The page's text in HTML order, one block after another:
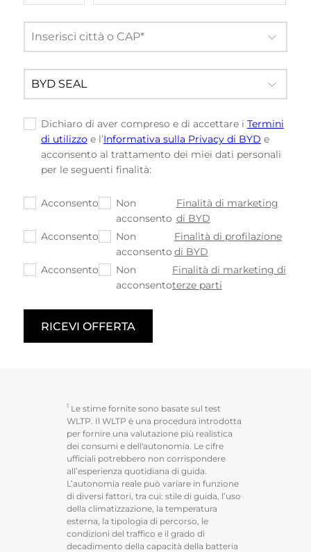
Dichiaro di aver compreso e di accettare i Termini
di utilizzoe l’Informativa sulla Privacy di BYD e
acconsento al trattamento dei miei dati personali
per le seguenti finalità:
Acconsento
Non
acconsento
Finalità di marketing
di BYD
Acconsento
Non
acconsento
Finalità di profilazione
di BYD
Acconsento
Non
acconsento
Finalità di marketing di
terze parti
RICEVI OFFERTA
1 Le stime fornite sono basate sul test
WLTP. Il WLTP è una procedura introdotta
per fornire una valutazione più realistica
dei consumi e dell'autonomia. Le cifre
ufficiali potrebbero non corrispondere
all’esperienza quotidiana di guida.
L’autonomia reale può variare in funzione
di diversi fattori, tra cui: stile di guida, l’uso
della climatizzazione, la temperatura
esterna, la tipologia di percorso, le
condizioni del traffico e il grado di
decadimento della capacità della batteria